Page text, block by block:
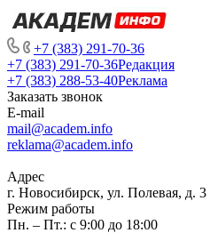
+7 (383) 291-70-36
+7 (383) 291-70-36Редакция
+7 (383) 288-53-40Реклама
Заказать звонок
E-mail
mail@academ.info
reklama@academ.info
Адрес
г. Новосибирск, ул. Полевая, д. 3
Режим работы
Пн. – Пт.: с 9:00 до 18:00